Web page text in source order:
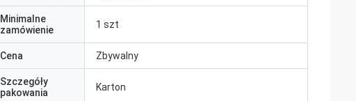
Minimalne
zamówienie
1 szt
Cena Zbywalny
Szczegóły
pakowania
Karton